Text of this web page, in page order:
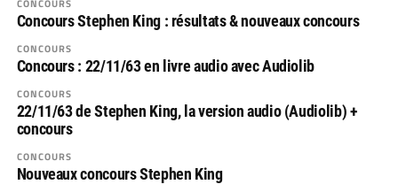
Concours Stephen King : résultats & nouveaux concours
CONCOURS
Concours : 22/11/63 en livre audio avec Audiolib
CONCOURS
22/11/63 de Stephen King, la version audio (Audiolib) +
concours
CONCOURS
Nouveaux concours Stephen King